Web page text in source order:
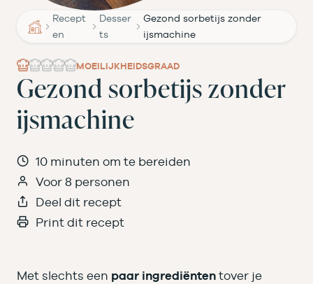
Recept
en
Desser
ts
Gezond sorbetijs zonder
ijsmachine
MOEILIJKHEIDSGRAAD
Gezond sorbetijs zonder
ijsmachine
10 minuten om te bereiden
Voor 8 personen
Deel dit recept
Print dit recept
Met slechts een paar ingrediënten tover je